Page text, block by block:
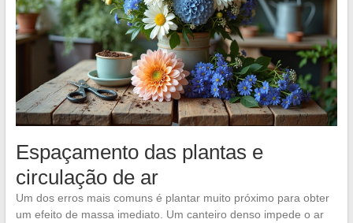
Espaçamento das plantas e
circulação de ar
Um dos erros mais comuns é plantar muito próximo para obter
um efeito de massa imediato. Um canteiro denso impede o ar